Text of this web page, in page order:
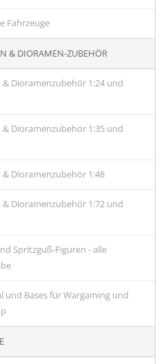
Fahrzeuge
& DIORAMEN-ZUBEHÖR
& Dioramenzubehör 1:24 und
& Dioramenzubehör 1:35 und
& Dioramenzubehör 1:48
& Dioramenzubehör 1:72 und
Spritzguß-Figuren - alle
und Bases für Wargaming und